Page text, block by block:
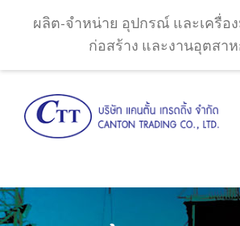
ผลิต-จำหน่าย อุปกรณ์ และเครื่อ
ก่อสร้าง และงานอุตสา